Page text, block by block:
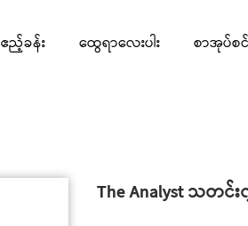
ဧည့်ခန်း ထွေရာလေးပါး စာအုပ်စင်
The Analyst သတ